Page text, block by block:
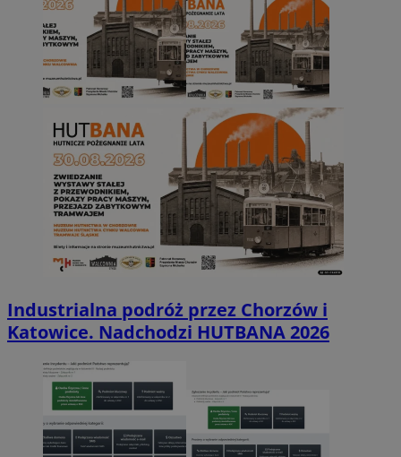
Industrialna podróż przez Chorzów i
Katowice. Nadchodzi HUTBANA 2026